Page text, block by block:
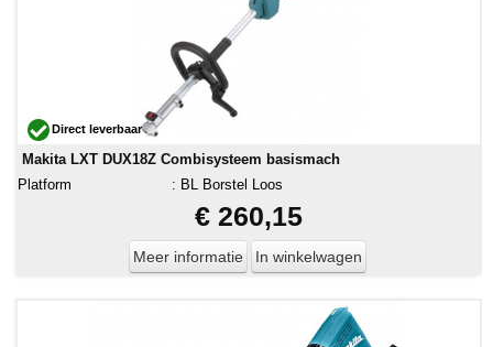
Direct leverbaar
Makita LXT DUX18Z Combisysteem basismach
Platform
: BL Borstel Loos
€ 260,15
Meer informatie In winkelwagen